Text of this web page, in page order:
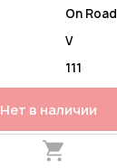
On Road
V
111
Нет в наличии